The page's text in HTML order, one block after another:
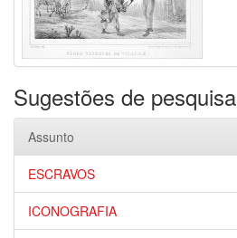
Sugestões de pesquisa
Assunto
ESCRAVOS
ICONOGRAFIA